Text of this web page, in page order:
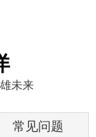
未来
常见问题